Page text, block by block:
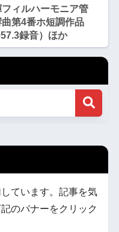
フィルハーモニア管
第4番ホ短調作品
録音）ほか
ています。記事を気
のバナーをクリック